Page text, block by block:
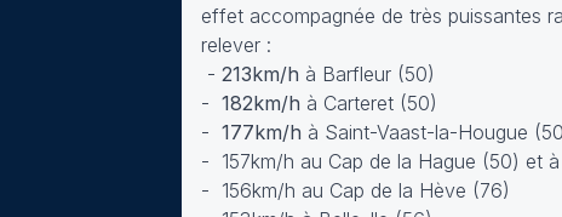
effet accompagnée de très puissantes
relever :
- 213km/h à Barfleur (50)
- 182km/h à Carteret (50)
- 177km/h à Saint-Vaast-la-Hougue
- 157km/h au Cap de la Hague (50) et
- 156km/h au Cap de la Hève (76)